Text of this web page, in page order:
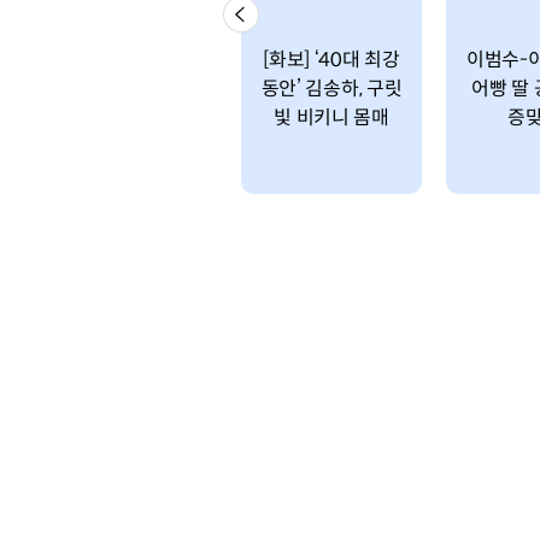
[화보] ‘40대 최강
동안’ 김송하, 구릿
빛 비키니 몸매
이범수-
어빵 딸
증